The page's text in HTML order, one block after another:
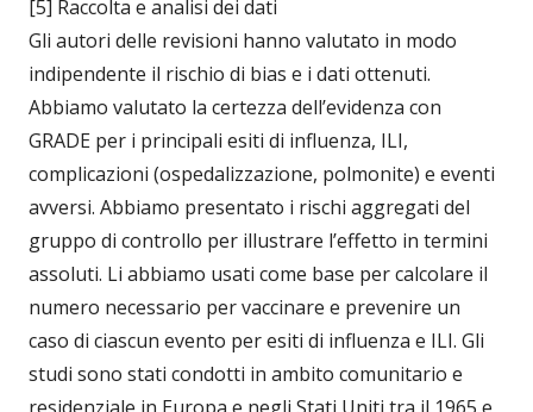
[5] Raccolta e analisi dei dati
Gli autori delle revisioni hanno valutato in modo
indipendente il rischio di bias e i dati ottenuti.
Abbiamo valutato la certezza dell’evidenza con
GRADE per i principali esiti di influenza, ILI,
complicazioni (ospedalizzazione, polmonite) e eventi
avversi. Abbiamo presentato i rischi aggregati del
gruppo di controllo per illustrare l’effetto in termini
assoluti. Li abbiamo usati come base per calcolare il
numero necessario per vaccinare e prevenire un
caso di ciascun evento per esiti di influenza e ILI. Gli
studi sono stati condotti in ambito comunitario e